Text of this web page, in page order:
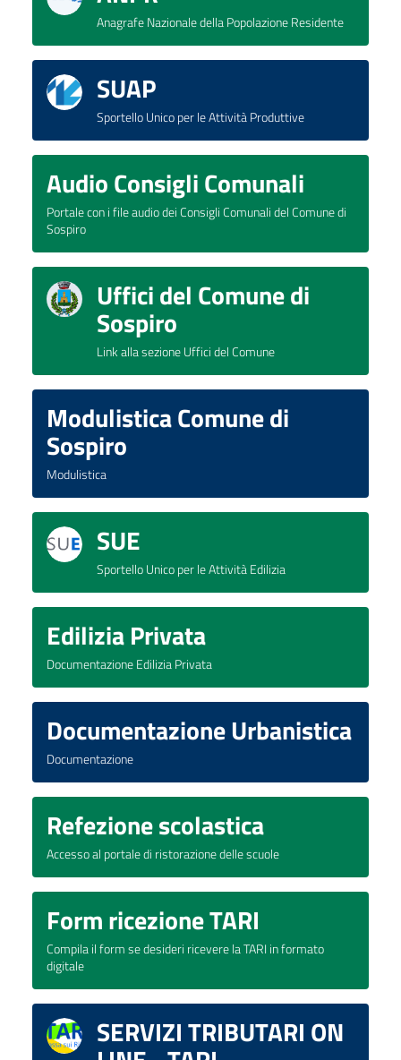
Anagrafe Nazionale della Popolazione Residente
SUAP
Sportello Unico per le Attività Produttive
Audio Consigli Comunali
Portale con i file audio dei Consigli Comunali del Comune di
Sospiro
Uffici del Comune di
Sospiro
Link alla sezione Uffici del Comune
Modulistica Comune di
Sospiro
Modulistica
SUE
Sportello Unico per le Attività Edilizia
Edilizia Privata
Documentazione Edilizia Privata
Documentazione Urbanistica
Documentazione
Refezione scolastica
Accesso al portale di ristorazione delle scuole
Form ricezione TARI
Compila il form se desideri ricevere la TARI in formato
digitale
SERVIZI TRIBUTARI ON